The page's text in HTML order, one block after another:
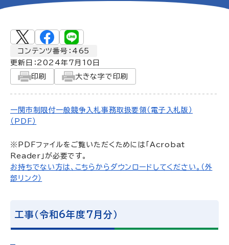
コンテンツ番号：465
更新日： 2024年7月10日
印刷
大きな字で印刷
一関市制限付一般競争入札事務取扱要領（電子入札版）
（PDF）
※PDFファイルをご覧いただくためには「Acrobat
Reader」が必要です。
お持ちでない方は、こちらからダウンロードしてください。（外
部リンク）
工事（令和6年度7月分）